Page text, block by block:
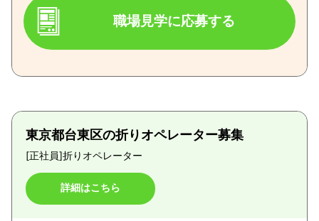
職場見学に応募する
東京都台東区の折りオペレーター募集
[正社員]折りオペレーター
詳細はこちら